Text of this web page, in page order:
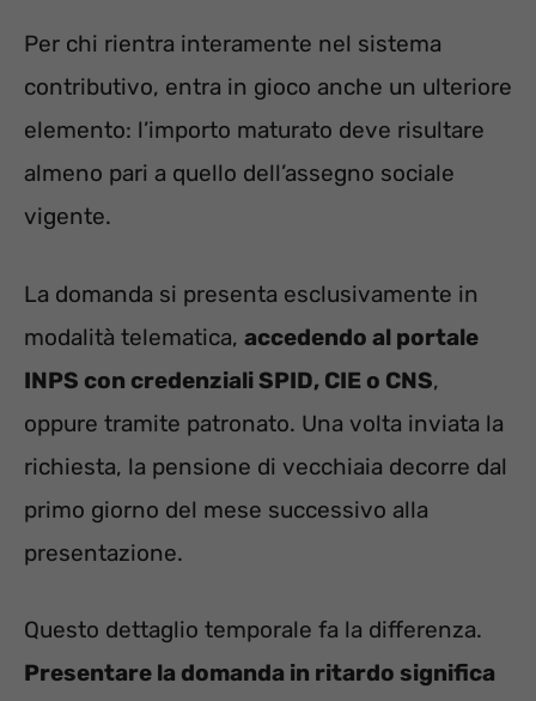
Per chi rientra interamente nel sistema
contributivo, entra in gioco anche un ulteriore
elemento: l’importo maturato deve risultare
almeno pari a quello dell’assegno sociale
vigente.
La domanda si presenta esclusivamente in
modalità telematica, accedendo al portale
INPS con credenziali SPID, CIE o CNS,
oppure tramite patronato. Una volta inviata la
richiesta, la pensione di vecchiaia decorre dal
primo giorno del mese successivo alla
presentazione.
Questo dettaglio temporale fa la differenza.
Presentare la domanda in ritardo significa